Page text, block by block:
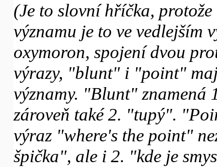
(Je to slovní hříčka,
významu je to ve vedlejším
oxymoron, spojení dvou
výrazy, "blunt" i "point"
významy. "Blunt"
zároveň také 2. "tupý".
výraz "where's the point"
špička", ale i 2. "kde je